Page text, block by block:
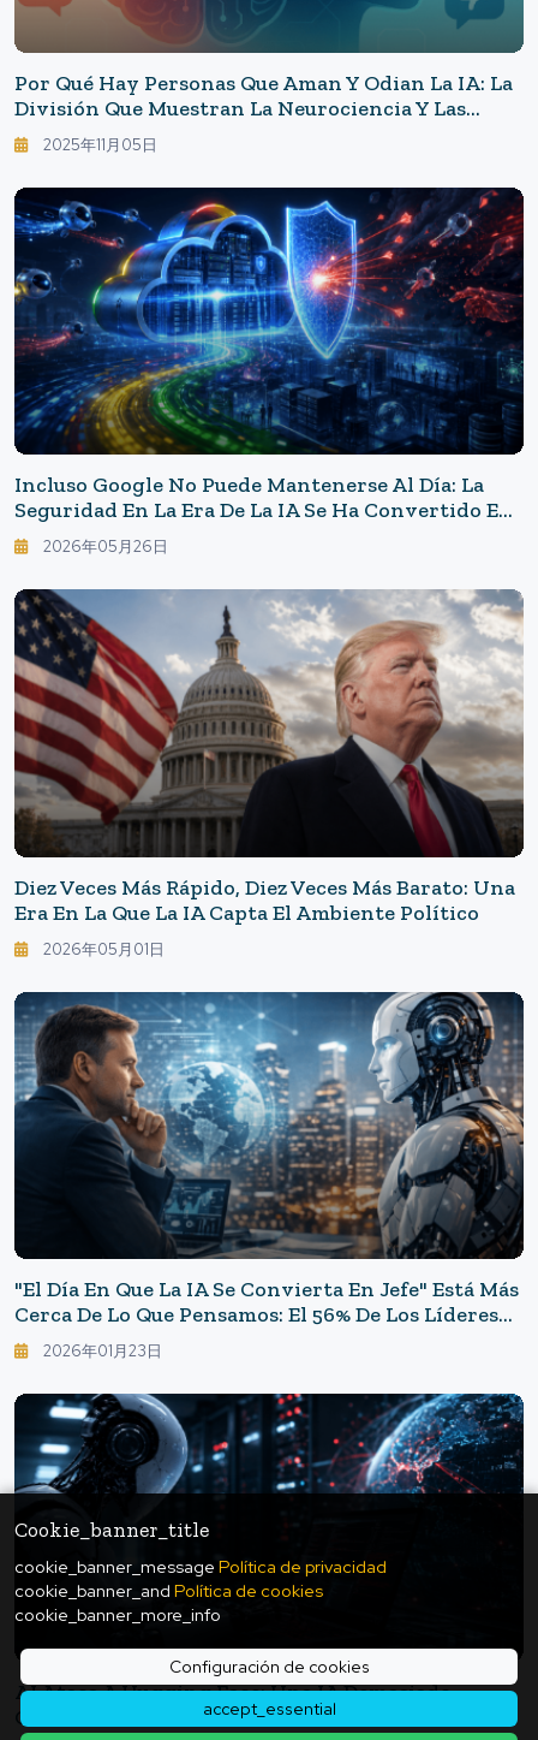
Cookie_banner_title
cookie_banner_message Política de privacidad
cookie_banner_and Política de cookies
cookie_banner_more_info
Configuración de cookies
accept_essential
Por Qué Hay Personas Que Aman Y Odian La IA: La
División Que Muestran La Neurociencia Y Las
Redes Sociales - Teoría Del Diseño De
Transparencia, Elección Y Responsabilidad
2025年11月05日
Incluso Google No Puede Mantenerse Al Día: La
Seguridad En La Era De La IA Se Ha Convertido En
Una Lucha "en Cuestión De Segundos"
2026年05月26日
Diez Veces Más Rápido, Diez Veces Más Barato: Una
Era En La Que La IA Capta El Ambiente Político
2026年05月01日
"El Día En Que La IA Se Convierta En Jefe" Está Más
Cerca De Lo Que Pensamos: El 56% De Los Líderes
Empresariales Respondió Que "la Mayor Parte De
Su Trabajo Podría Ser Realizado Por IA".
2026年01月23日
AI Ataca A Hugging Face: Una IA Demasiado
Obediente A Las Órdenes De Un Hacker - La